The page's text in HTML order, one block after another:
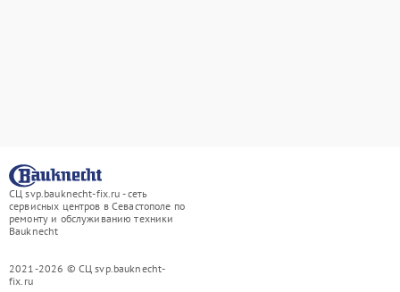
СЦ svp.bauknecht-fix.ru - сеть
сервисных центров в Севастополе по
ремонту и обслуживанию техники
Bauknecht
2021-2026 © СЦ svp.bauknecht-
fix.ru